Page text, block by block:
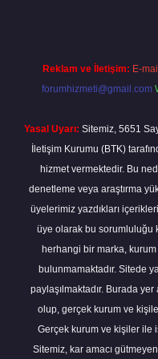
Reklam ve İletişim: E-
forumhizmeti@gmail.com
Yasal Uyarı: Sitemiz, 5651
İletişim Kurumu (BTK)
hizmet vermektedir. Bu
denetleme veya araştırma
üyelerimiz yazdıkları
üye olarak bu sorumluluğu
herhangi bir marka, kurum
bulunmamaktadır. Sitede
paylaşılmaktadır. Burada
olup, gerçek kurum ve
Gerçek kurum ve kişiler ile
Sitemiz, kar amacı